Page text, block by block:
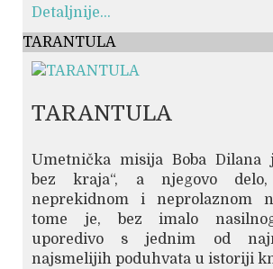
Detaljnije...
TARANTULA
TARANTULA
Umetnička misija Boba Dilana
bez kraja“, a njegovo
neprekidnom i neprolaznom
tome je, bez imalo
uporedivo s jednim od
najsmelijih poduhvata u istoriji